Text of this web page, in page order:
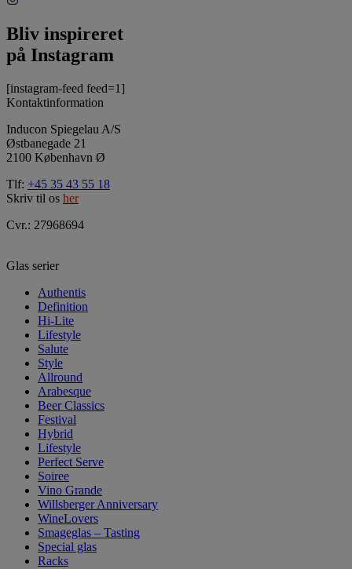
Bliv inspireret
på Instagram
[instagram-feed feed=1]
Kontaktinformation
Inducon Spiegelau A/S
Østbanegade 21
2100 København Ø
Tlf: +45 35 43 55 18
Skriv til os her
Cvr.: 27968694
Glas serier
Authentis
Definition
Hi-Lite
Lifestyle
Salute
Style
Allround
Arabesque
Beer Classics
Festival
Hybrid
Lifestyle
Perfect Serve
Soiree
Vino Grande
Willsberger Anniversary
WineLovers
Smageglas – Tasting
Special glas
Racks